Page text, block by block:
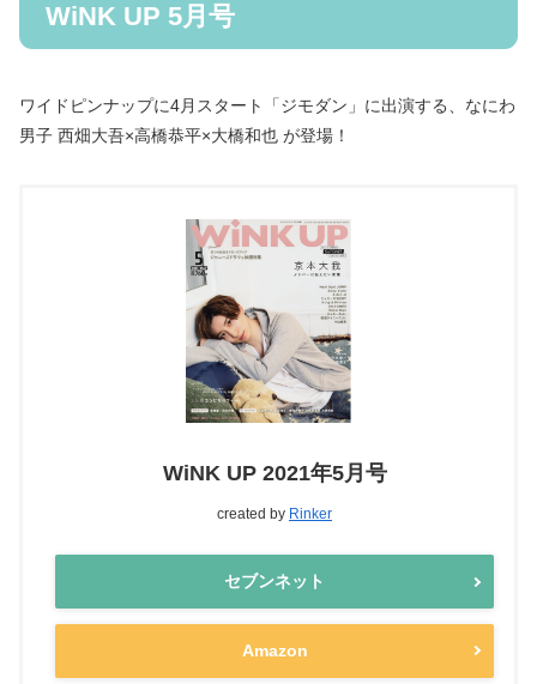
WiNK UP 5月号
ワイドピンナップに4月スタート「ジモダン」に出演する、なにわ
男子 西畑大吾×高橋恭平×大橋和也 が登場！
WiNK UP 2021年5月号
created by Rinker
セブンネット
Amazon